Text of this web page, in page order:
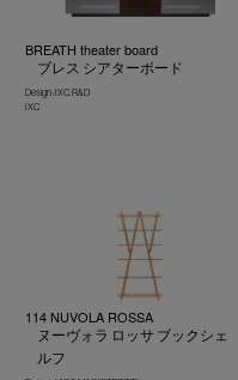
BREATH theater board
ブレス シアターボード
Design : IXC. R&D
IXC
114 NUVOLA ROSSA
ヌーヴォラ ロッサ ブックシェ
ルフ